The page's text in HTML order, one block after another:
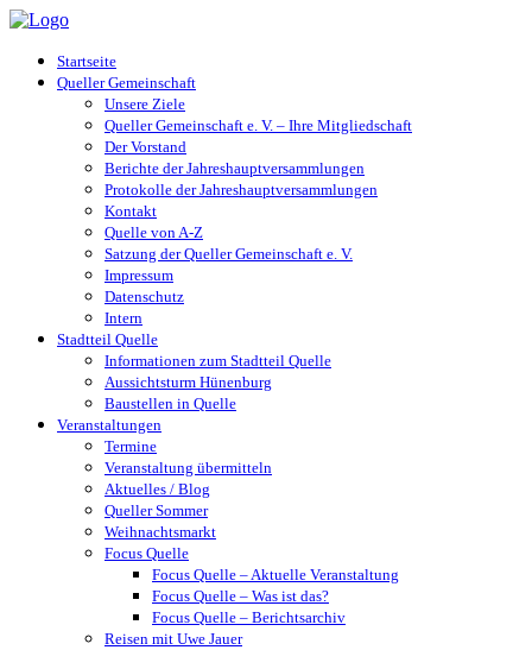
Startseite
Queller Gemeinschaft
Unsere Ziele
Queller Gemeinschaft e. V. – Ihre Mitgliedschaft
Der Vorstand
Berichte der Jahreshauptversammlungen
Protokolle der Jahreshauptversammlungen
Kontakt
Quelle von A-Z
Satzung der Queller Gemeinschaft e. V.
Impressum
Datenschutz
Intern
Stadtteil Quelle
Informationen zum Stadtteil Quelle
Aussichtsturm Hünenburg
Baustellen in Quelle
Veranstaltungen
Termine
Veranstaltung übermitteln
Aktuelles / Blog
Queller Sommer
Weihnachtsmarkt
Focus Quelle
Focus Quelle – Aktuelle Veranstaltung
Focus Quelle – Was ist das?
Focus Quelle – Berichtsarchiv
Reisen mit Uwe Jauer